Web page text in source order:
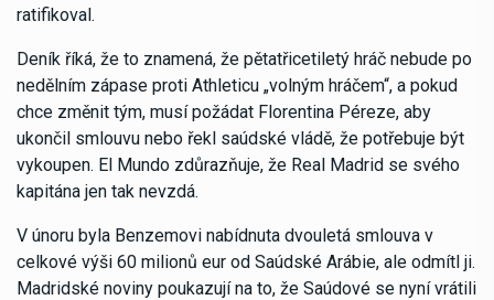
ratifikoval.
Deník říká, že to znamená, že pětatřicetiletý hráč nebude po
nedělním zápase proti Athleticu „volným hráčem“, a pokud
chce změnit tým, musí požádat Florentina Péreze, aby
ukončil smlouvu nebo řekl saúdské vládě, že potřebuje být
vykoupen. El Mundo zdůrazňuje, že Real Madrid se svého
kapitána jen tak nevzdá.
V únoru byla Benzemovi nabídnuta dvouletá smlouva v
celkové výši 60 milionů eur od Saúdské Arábie, ale odmítl ji.
Madridské noviny poukazují na to, že Saúdové se nyní vrátili